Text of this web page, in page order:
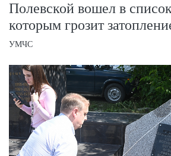
Полевской вошел в
которым грозит
УМЧС